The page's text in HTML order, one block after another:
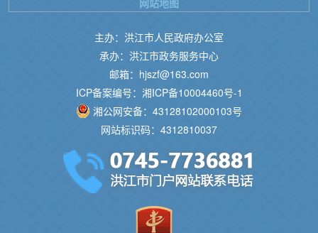
主办：洪江市人民政府办公室
承办：洪江市政务服务中心
邮箱：hjszf@163.com
ICP备案编号：湘ICP备10004460号-1
湘公网安备：43128102000103号
网站标识码：4312810037
网站地图